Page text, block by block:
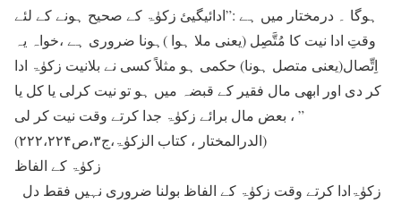
ہوگا ۔ درمختار میں ہے :”ادائیگیئ زکوٰۃ کے صحیح ہونے کے لئے
وقتِ ادا نیت کا مُتَّصِل (یعنی ملا ہوا )ہونا ضروری ہے ،خواہ یہ
اِتِّصال(یعنی متصل ہونا) حکمی ہو مثلاً کسی نے بلانیت زکوٰۃ ادا
کر دی اور ابھی مال فقیر کے قبضہ میں ہو تو نیت کرلی یا کل یا
بعض مال برائے زکوٰۃ جدا کرتے وقت نیت کر لی ، ”
(الدرالمختار ، کتاب الزکوٰۃ،ج۳،ص۲۲۲،۲۲۴)
زکوٰۃ کے الفاظ